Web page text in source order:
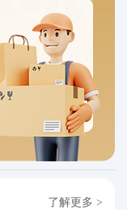
了解更多 >